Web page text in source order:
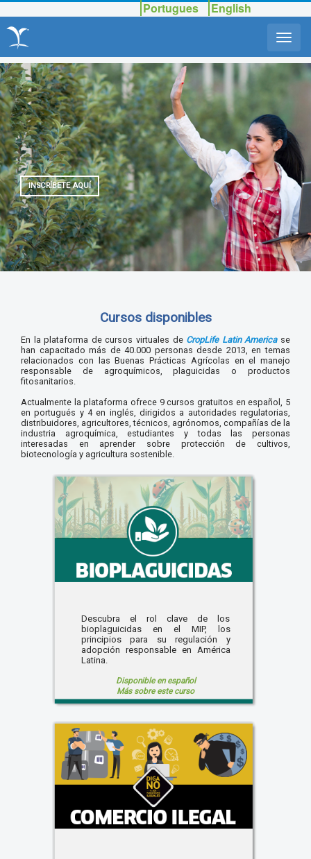
Portugues English
INSCRÍBETE AQUÍ
Cursos disponibles
En la plataforma de cursos virtuales de CropLife Latin Americase
han capacitado más de 40.000 personas desde 2013, en temas
relacionados con las Buenas Prácticas Agrícolas en el manejo
responsable de agroquímicos, plaguicidas o productos
fitosanitarios.
Actualmente la plataforma ofrece 9 cursos gratuitos en español, 5
en portugués y 4 en inglés, dirigidos a autoridades regulatorias,
distribuidores, agricultores, técnicos, agrónomos, compañías de la
industria agroquímica, estudiantes y todas las personas
interesadas en aprender sobre protección de cultivos,
biotecnología y agricultura sostenible.
Descubra el rol clave de los
bioplaguicidas en el MIP, los
principios para su regulación y
adopción responsable en América
Latina.
Disponible en español
Más sobre este curso